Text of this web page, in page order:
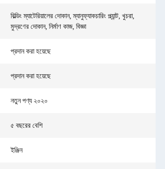
বিল্ডিং ম্যাটেরিয়ালের দোকান, ম্যানুফ্যাকচারিং প্ল্যান্ট, খুচরা,
মুদ্রণের দোকান, নির্মাণ কাজ, বিজ্ঞা
প্রদান করা হয়েছে
প্রদান করা হয়েছে
নতুন পণ্য ২০২০
৫ বছরের বেশি
ইঞ্জিন